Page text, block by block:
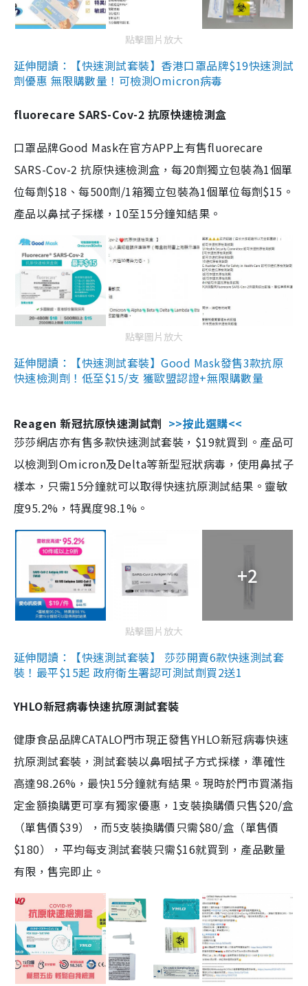
點擊圖片放大
延伸閱讀：【快速測試套裝】香港口罩品牌$19快速測試
劑優惠 無限購數量！可檢測Omicron病毒
fluorecare SARS-Cov-2 抗原快速檢測盒
口罩品牌Good Mask在官方APP上有售fluorecare
SARS-Cov-2 抗原快速檢測盒，每20劑獨立包裝為1個單
位每劑$18、每500劑/1箱獨立包裝為1個單位每劑$15。
產品以鼻拭子採樣，10至15分鐘知結果。
點擊圖片放大
延伸閱讀：【快速測試套裝】Good Mask發售3款抗原
快速檢測劑！低至$15/支 獲歐盟認證+無限購數量
Reagen 新冠抗原快速測試劑 >>按此選購<<
莎莎網店亦有售多款快速測試套裝，$19就買到。產品可
以檢測到Omicron及Delta等新型冠狀病毒，使用鼻拭子
樣本，只需15分鐘就可以取得快速抗原測試結果。靈敏
度95.2%，特異度98.1%。
+2
點擊圖片放大
延伸閱讀：【快速測試套裝】 莎莎開賣6款快速測試套
裝！最平$15起 政府衛生署認可測試劑買2送1
YHLO新冠病毒快速抗原測試套裝
健康食品品牌CATALO門市現正發售YHLO新冠病毒快速
抗原測試套裝，測試套裝以鼻咽拭子方式採樣，準確性
高達98.26%，最快15分鐘就有結果。現時於門市買滿指
定金額換購更可享有獨家優惠，1支裝換購價只售$20/盒
（單售價$39），而5支裝換購價只需$80/盒（單售價
$180），平均每支測試套裝只需$16就買到，產品數量
有限，售完即止。